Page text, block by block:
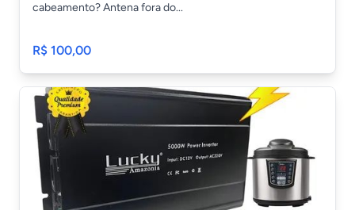
cabeamento? Antena fora do...
R$ 100,00